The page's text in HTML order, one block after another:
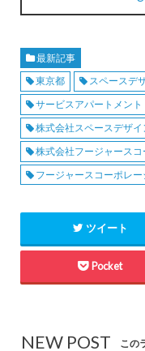
最新記事
東京都
スペースデ
サービスアパートメント
株式会社スペースデザイ
株式会社フージャース
フージャースコーポレー
ツイート
Pocket
NEW POST この